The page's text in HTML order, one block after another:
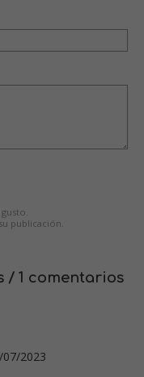
publicación.
/ 1 comentarios
07/2023